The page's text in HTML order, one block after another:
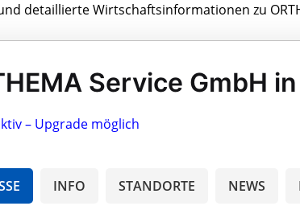
detaillierte Wirtschaftsinformationen zu
Service GmbH
– Upgrade möglich
INFO STANDORTE NEWS